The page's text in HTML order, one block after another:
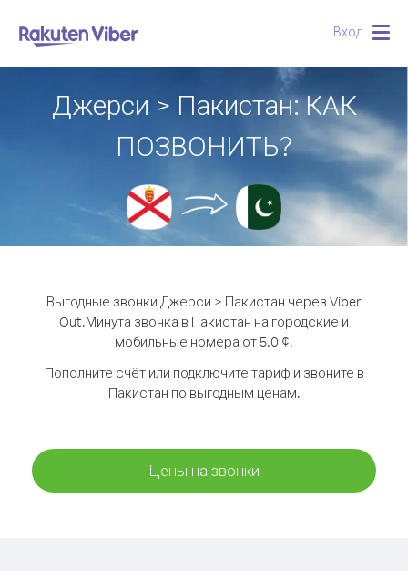
Вход
Джерси > Пакистан: КАК
ПОЗВОНИТЬ?
Выгодные звонки Джерси > Пакистан через Viber
Out.Минута звонка в Пакистан на городские и
мобильные номера от 5.0 ¢.
Пополните счёт или подключите тариф и звоните в
Пакистан по выгодным ценам.
Цены на звонки